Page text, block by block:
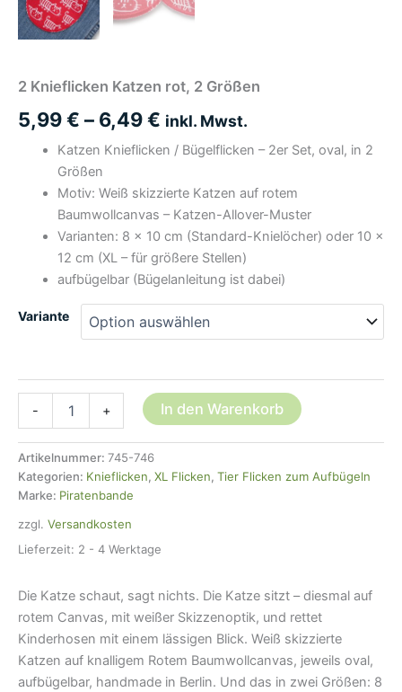
2 Knieflicken Katzen rot, 2 Größen
5,99€ – 6,49€ inkl. Mwst.
Katzen Knieflicken / Bügelflicken – 2er Set, oval, in 2
Größen
Motiv: Weiß skizzierte Katzen auf rotem
Baumwollcanvas – Katzen-Allover-Muster
Varianten: 8 × 10 cm (Standard-Knielöcher) oder 10 ×
12 cm (XL – für größere Stellen)
aufbügelbar (Bügelanleitung ist dabei)
Variante
-
Knieflicken
rot,
2
Größen
+ In den Warenkorb
Artikelnummer: 745-746
Kategorien: Knieflicken, XL Flicken, Tier Flicken zum Aufbügeln
Marke: Piratenbande
zzgl. Versandkosten
Lieferzeit: 2 - 4 Werktage
Die Katze schaut, sagt nichts. Die Katze sitzt – diesmal auf
rotem Canvas, mit weißer Skizzenoptik, und rettet
Kinderhosen mit einem lässigen Blick. Weiß skizzierte
Katzen auf knalligem Rotem Baumwollcanvas, jeweils oval,
aufbügelbar, handmade in Berlin. Und das in zwei Größen: 8